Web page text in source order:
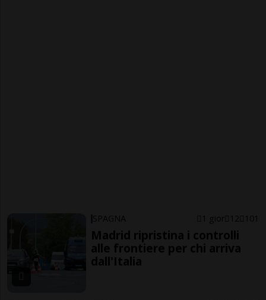
SPAGNA 1 gior 12 101
Madrid ripristina i controlli
alle frontiere per chi arriva
dall'Italia